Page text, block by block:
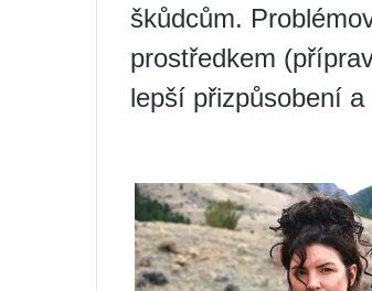
škůdcům.
prostředkem
lepší přizpůsobení